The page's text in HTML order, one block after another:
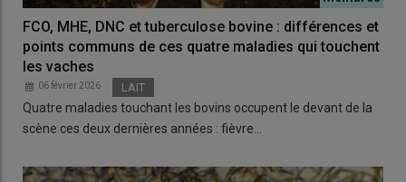
FCO, MHE, DNC et tuberculose bovine : différences et
points communs de ces quatre maladies qui touchent
les vaches
06 février 2026 LAIT
Quatre maladies touchant les bovins occupent le devant de la
scène ces deux dernières années : fièvre…